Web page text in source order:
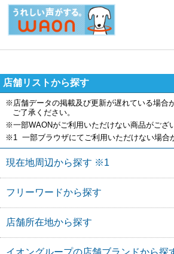
店舗リストから探す
※店舗データの掲載及び更新が遅れている場合
ご了承ください。
※一部WAONがご利用いただけない商品がござ
※1 一部ブラウザにてご利用いただけない場合
現在地周辺から探す ※1
フリーワードから探す
店舗所在地から探す
イオングループの店舗ブランドから探